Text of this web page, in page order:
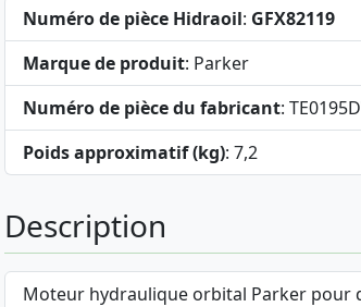
Numéro de pièce Hidraoil: GFX82119
Marque de produit: Parker
Numéro de pièce du fabricant:
Poids approximatif (kg): 7,2
Description
Moteur hydraulique orbital Parker pour